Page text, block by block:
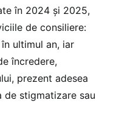
în 2024 și 2025,
de consiliere:
ultimul an, iar
încredere,
prezent adesea
de stigmatizare sau